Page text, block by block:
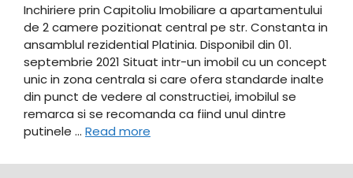
Inchiriere prin Capitoliu Imobiliare a apartamentului
de 2 camere pozitionat central pe str. Constanta in
ansamblul rezidential Platinia. Disponibil din 01.
septembrie 2021 Situat intr-un imobil cu un concept
unic in zona centrala si care ofera standarde inalte
din punct de vedere al constructiei, imobilul se
remarca si se recomanda ca fiind unul dintre
putinele … Read more